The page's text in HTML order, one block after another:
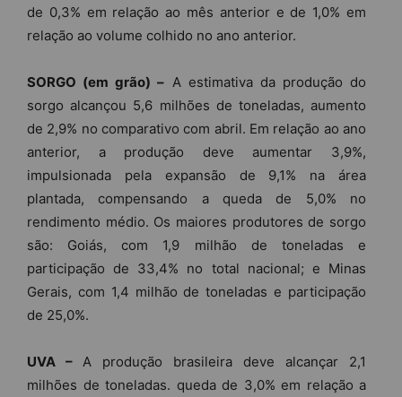
de 0,3% em relação ao mês anterior e de 1,0% em
relação ao volume colhido no ano anterior.
SORGO (em grão) – A estimativa da produção do
sorgo alcançou 5,6 milhões de toneladas, aumento
de 2,9% no comparativo com abril. Em relação ao ano
anterior, a produção deve aumentar 3,9%,
impulsionada pela expansão de 9,1% na área
plantada, compensando a queda de 5,0% no
rendimento médio. Os maiores produtores de sorgo
são: Goiás, com 1,9 milhão de toneladas e
participação de 33,4% no total nacional; e Minas
Gerais, com 1,4 milhão de toneladas e participação
de 25,0%.
UVA – A produção brasileira deve alcançar 2,1
milhões de toneladas. queda de 3,0% em relação a